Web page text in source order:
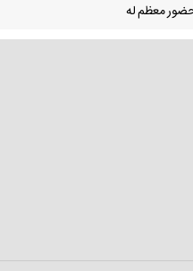
معظم له